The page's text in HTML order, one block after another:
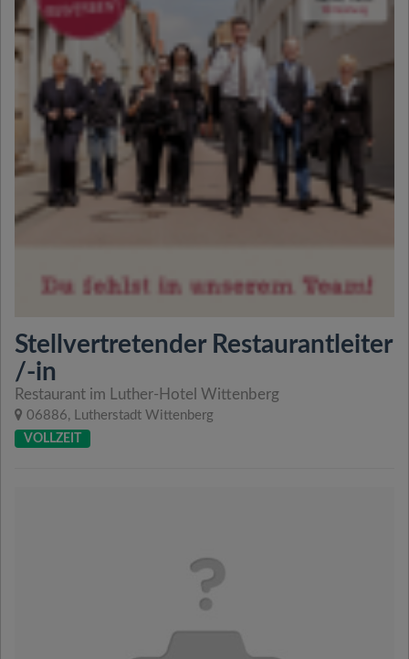
Stellvertretender Restaurantleiter
/-in
Restaurant im Luther-Hotel Wittenberg
06886, Lutherstadt Wittenberg
VOLLZEIT